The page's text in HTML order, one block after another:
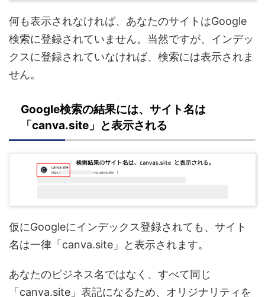
何も表示されなければ、あなたのサイトはGoogle
検索に登録されていません。当然ですが、インデッ
クスに登録されていなければ、検索には表示されま
せん。
Google検索の結果には、サイト名は
「canva.site」と表示される
仮にGoogleにインデックス登録されても、サイト
名は一律「canva.site」と表示されます。
あなたのビジネス名ではなく、すべて同じ
「canva.site」表記になるため、オリジナリティを